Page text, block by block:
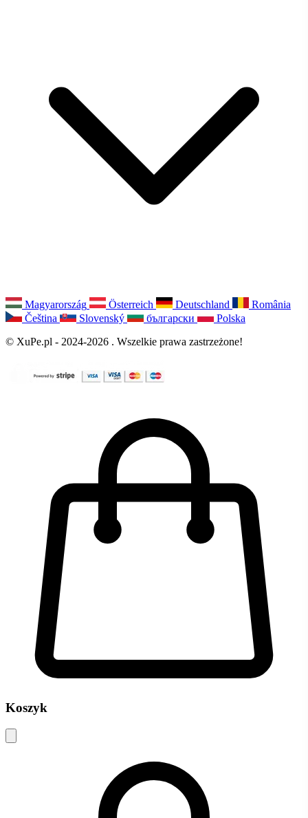
Magyarország Österreich Deutschland
România
Čeština
Slovenský български
Polska
© XuPe.pl - 2024-2026 . Wszelkie prawa zastrzeżone!
Koszyk